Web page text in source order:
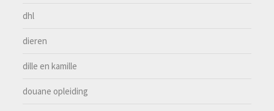
dhl
dieren
dille en kamille
douane opleiding